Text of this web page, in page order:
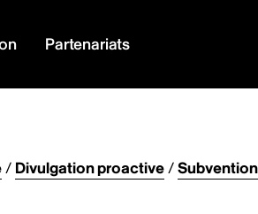
Partenariats
/ Divulgation proactive/